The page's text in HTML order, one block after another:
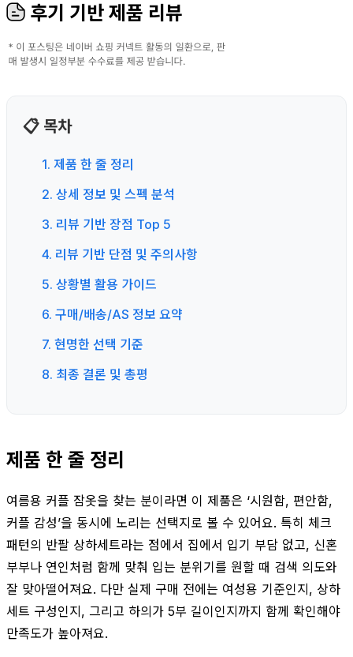
후기 기반 제품 리뷰
📋 목차
1. 제품 한 줄 정리
2. 상세 정보 및 스펙 분석
3. 리뷰 기반 장점 Top 5
4. 리뷰 기반 단점 및 주의사항
5. 상황별 활용 가이드
6. 구매/배송/AS 정보 요약
7. 현명한 선택 기준
8. 최종 결론 및 총평
제품 한 줄 정리
여름용 커플 잠옷을 찾는 분이라면 이 제품은 ‘시원함, 편안함,
커플 감성’을 동시에 노리는 선택지로 볼 수 있어요. 특히 체크
패턴의 반팔 상하세트라는 점에서 집에서 입기 부담 없고, 신혼
부부나 연인처럼 함께 맞춰 입는 분위기를 원할 때 검색 의도와
잘 맞아떨어져요. 다만 실제 구매 전에는 여성용 기준인지, 상하
세트 구성인지, 그리고 하의가 5부 길이인지까지 함께 확인해야
만족도가 높아져요.